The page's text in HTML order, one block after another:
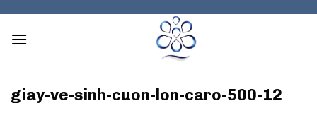
content
giay-ve-sinh-cuon-lon-caro-500-12